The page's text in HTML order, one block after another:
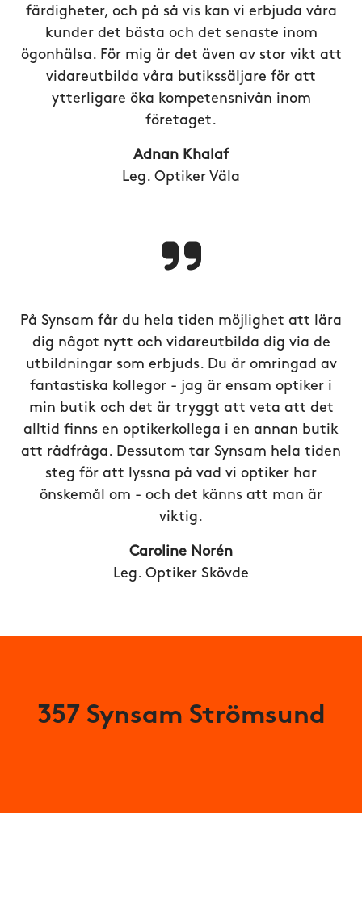
färdigheter, och på så vis kan vi erbjuda våra
kunder det bästa och det senaste inom
ögonhälsa. För mig är det även av stor vikt att
vidareutbilda våra butikssäljare för att
ytterligare öka kompetensnivån inom
företaget.
Adnan Khalaf
Leg. Optiker Väla
På Synsam får du hela tiden möjlighet att lära
dig något nytt och vidareutbilda dig via de
utbildningar som erbjuds. Du är omringad av
fantastiska kollegor - jag är ensam optiker i
min butik och det är tryggt att veta att det
alltid finns en optikerkollega i en annan butik
att rådfråga. Dessutom tar Synsam hela tiden
steg för att lyssna på vad vi optiker har
önskemål om - och det känns att man är
viktig.
Caroline Norén
Leg. Optiker Skövde
357 Synsam Strömsund